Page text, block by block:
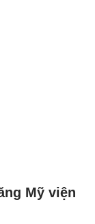
Mỹ viện